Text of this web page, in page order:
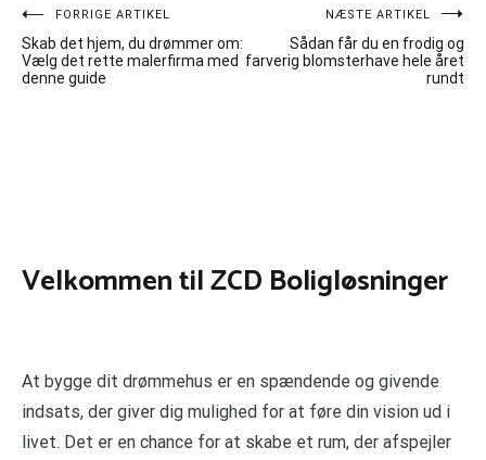
Indlægsnavigation
FORRIGE ARTIKEL
Skab det hjem, du drømmer om:
Vælg det rette malerfirma med
denne guide
NÆSTE ARTIKEL
Sådan får du en frodig og
farverig blomsterhave hele året
rundt
Velkommen til ZCD Boligløsninger
At bygge dit drømmehus er en spændende og givende
indsats, der giver dig mulighed for at føre din vision ud i
livet. Det er en chance for at skabe et rum, der afspejler